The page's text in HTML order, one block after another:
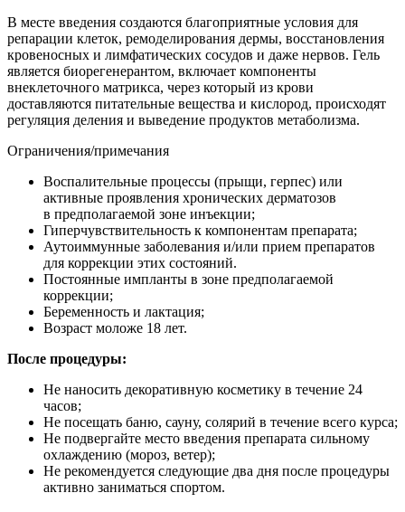
В месте введения создаются благоприятные условия для
репарации клеток, ремоделирования дермы, восстановления
кровеносных и лимфатических сосудов и даже нервов. Гель
является биорегенерантом, включает компоненты
внеклеточного матрикса, через который из крови
доставляются питательные вещества и кислород, происходят
регуляция деления и выведение продуктов метаболизма.
Ограничения/примечания
Воспалительные процессы (прыщи, герпес) или
активные проявления хронических дерматозов
в предполагаемой зоне инъекции;
Гиперчувствительность к компонентам препарата;
Аутоиммунные заболевания и/или прием препаратов
для коррекции этих состояний.
Постоянные импланты в зоне предполагаемой
коррекции;
Беременность и лактация;
Возраст моложе 18 лет.
После процедуры:
Не наносить декоративную косметику в течение 24
часов;
Не посещать баню, сауну, солярий в течение всего курса;
Не подвергайте место введения препарата сильному
охлаждению (мороз, ветер);
Не рекомендуется следующие два дня после процедуры
активно заниматься спортом.